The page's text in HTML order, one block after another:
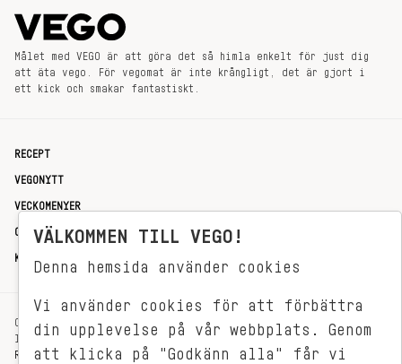
Målet med VEGO är att göra det så himla enkelt för just dig
att äta vego. För vegomat är inte krångligt, det är gjort i
ett kick och smakar fantastiskt.
RECEPT
VEGONYTT
VECKOMENYER
OM OSS
KONTAKT
OXENSTIERNSGATAN 33
114 27 STOCKHOLM
REDAKTIONEN@VEGOMAGASINET.SE
VÄLKOMMEN TILL VEGO!
Denna hemsida använder cookies
Vi använder cookies för att förbättra
din upplevelse på vår webbplats. Genom
att klicka på "Godkänn alla" får vi